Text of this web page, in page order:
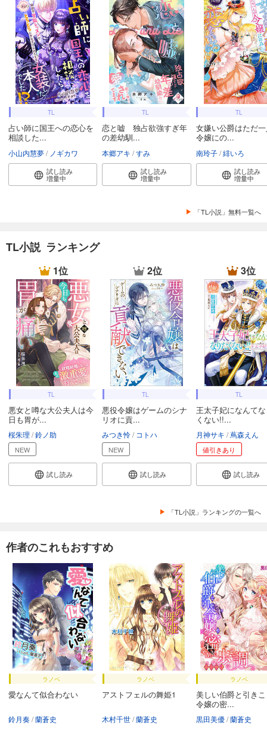
TL
占い師に国王への恋心を
相談した...
小山内慧夢 ノギカワ
試し読み
増量中
TL
恋と嘘 独占欲強すぎ年
の差幼馴...
本郷アキ すみ
試し読み
増量中
TL
女嫌い公爵はただ
令嬢にの...
南玲子 緋いろ
試し読み
増量中
「TL小説」無料一覧へ
TL小説 ランキング
1位
TL
悪女と噂な大公夫人は今
日も胃が...
桜朱理 鈴ノ助
NEW
試し読み
2位
TL
悪役令嬢はゲームのシナ
リオに貢...
みつき怜 コトハ
NEW
試し読み
3位
TL
王太子妃になんて
くない!!...
月神サキ 蔦森えん
値引きあり
試し読み
「TL小説」ランキングの一覧へ
作者のこれもおすすめ
ラノベ
愛なんて似合わない
鈴月奏 蘭蒼史
ラノベ
アストフェルの舞姫1
木村千世 蘭蒼史
ラノベ
美しい伯爵と引き
令嬢の密...
黒田美優 蘭蒼史